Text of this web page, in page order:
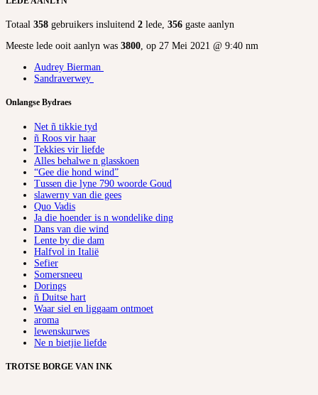
Totaal 358 gebruikers insluitend 2 lede, 356 gaste aanlyn
Meeste lede ooit aanlyn was 3800, op 27 Mei 2021 @ 9:40 nm
Audrey Bierman
Sandraverwey
Onlangse Bydraes
Net ñ tikkie tyd
ñ Roos vir haar
Tekkies vir liefde
Alles behalwe n glasskoen
“Gee die hond wind”
Tussen die lyne 790 woorde Goud
slawerny van die gees
Quo Vadis
Ja die hoender is n wondelike ding
Dans van die wind
Lente by die dam
Halfvol in Italië
Sefier
Somersneeu
Dorings
ñ Duitse hart
Waar siel en liggaam ontmoet
aroma
lewenskurwes
Ne n bietjie liefde
TROTSE BORGE VAN INK